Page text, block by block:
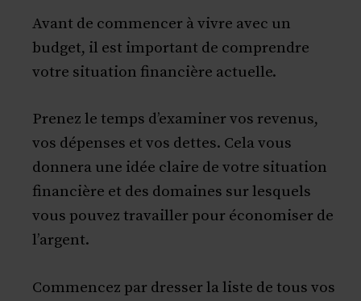
Avant de commencer à vivre avec un
budget, il est important de comprendre
votre situation financière actuelle.
Prenez le temps d’examiner vos revenus,
vos dépenses et vos dettes. Cela vous
donnera une idée claire de votre situation
financière et des domaines sur lesquels
vous pouvez travailler pour économiser de
l’argent.
Commencez par dresser la liste de tous vos